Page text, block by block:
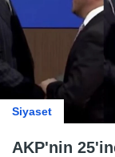
Siyaset
AKP'nin